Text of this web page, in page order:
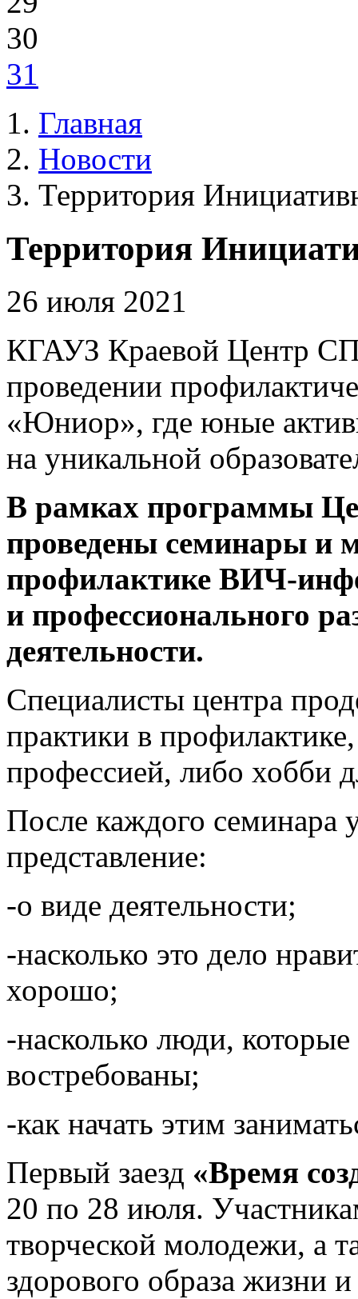
30
31
Главная
Новости
Территория
Территория
26 июля 2021
КГАУЗ Краевой Центр
проведении
«Юниор», где юные
на уникальной
В рамках программы
проведены семинары и
профилактике ВИЧ-
и профессионального
деятельности.
Специалисты центра
практики в
профессией, либо хобби
После каждого семинара
представление:
-о виде деятельности;
-насколько это дело
хорошо;
-насколько люди,
востребованы;
-как начать этим
Первый заезд «Время
20 по 28 июля.
творческой молодежи, а
здорового образа жизни